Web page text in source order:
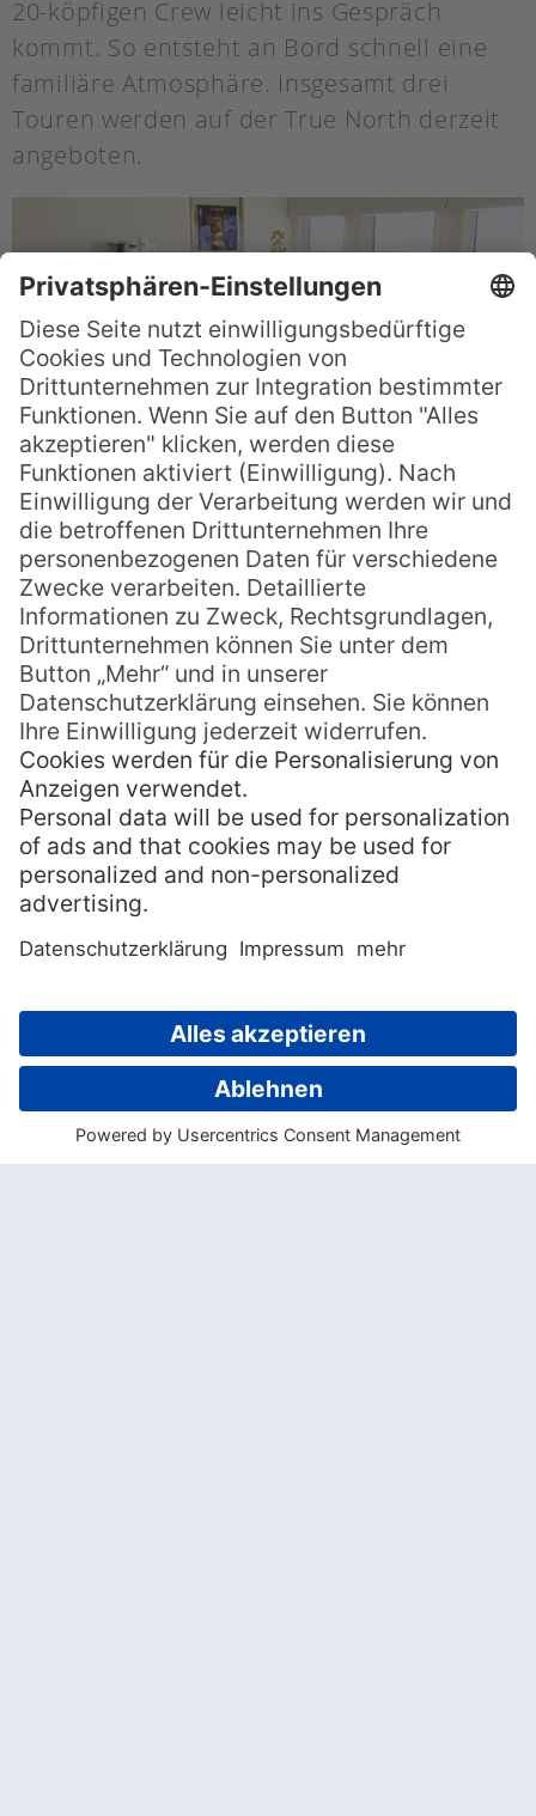
20-köpfigen Crew leicht ins Gespräch
kommt. So entsteht an Bord schnell eine
familiäre Atmosphäre. Insgesamt drei
Touren werden auf der True North derzeit
angeboten.
Die „Australian Coast Tour“ ist etwas für
Feinschmecker und Aktivurlauber:
Begonnen wird die Reise mit der
Besichtigung eines Weingutes im
legendärenBarossa Valley, wo Australiens
Spitzenweine hergestellt werden.
Anschließend geht es mit dem Schiff weiter
zu denKangaroo Islandsund entlang der
Küste über die Coffin Bay, die Pearson
Islands und die Franklin Islands bis nach
Ceduna. Kulinarisch dreht sich auf dieser
Reise alles um die Schätze des Meeres:
Coast Tour steht ebenso auf dem
Programm wie der Besuch einer
Austernbank mit Verkostung und ein
exzellentes Sushi-Essen.